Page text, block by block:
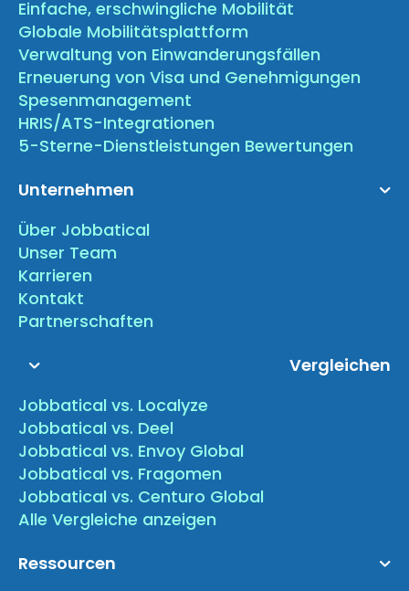
Einfache, erschwingliche Mobilität
Globale Mobilitätsplattform
Verwaltung von Einwanderungsfällen
Erneuerung von Visa und Genehmigungen
Spesenmanagement
HRIS/ATS-Integrationen
5-Sterne-Dienstleistungen Bewertungen
Unternehmen
Über Jobbatical
Unser Team
Karrieren
Kontakt
Partnerschaften
Vergleichen
Jobbatical vs. Localyze
Jobbatical vs. Deel
Jobbatical vs. Envoy Global
Jobbatical vs. Fragomen
Jobbatical vs. Centuro Global
Alle Vergleiche anzeigen
Ressourcen